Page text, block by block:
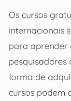
Os cursos
internacionais
para aprender
pesquisadores
forma de
cursos podem